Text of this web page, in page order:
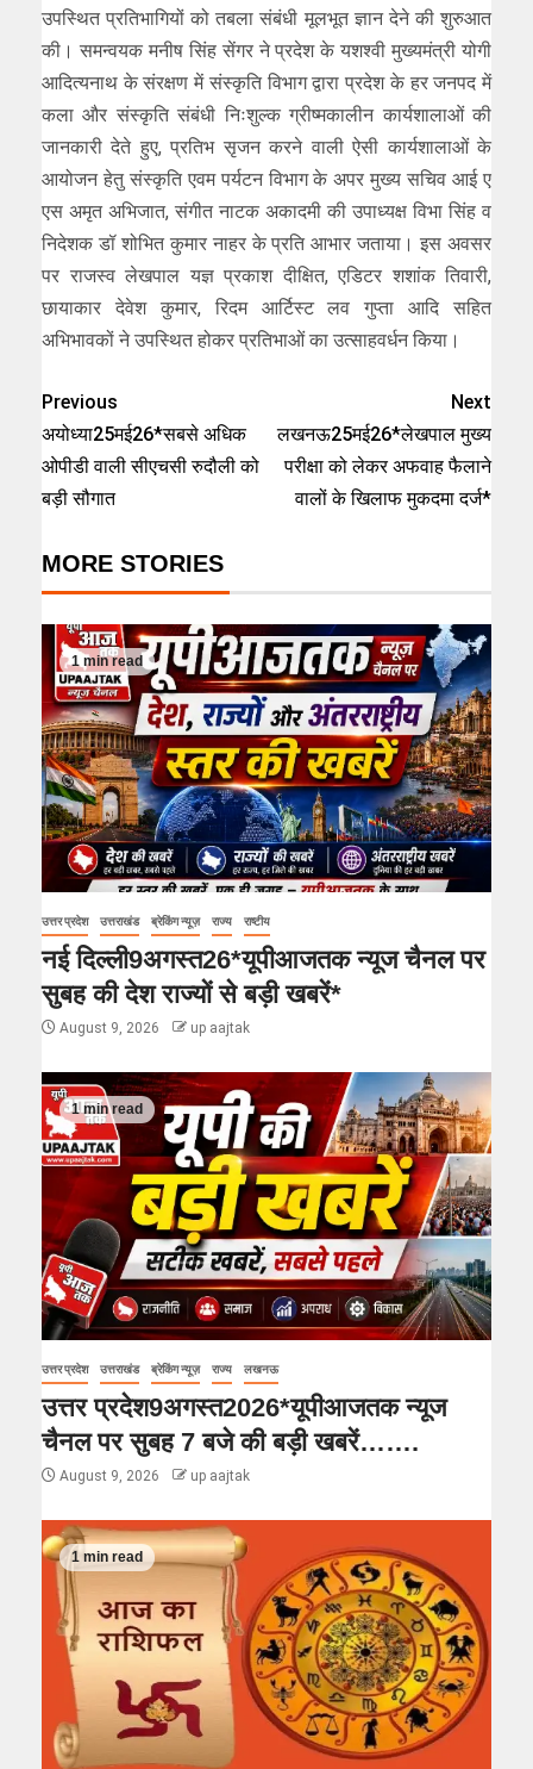
उपस्थित प्रतिभागियों को तबला संबंधी मूलभूत ज्ञान देने की शुरुआत
की। समन्वयक मनीष सिंह सेंगर ने प्रदेश के यशश्वी मुख्यमंत्री योगी
आदित्यनाथ के संरक्षण में संस्कृति विभाग द्वारा प्रदेश के हर जनपद में
कला और संस्कृति संबंधी निःशुल्क ग्रीष्मकालीन कार्यशालाओं की
जानकारी देते हुए, प्रतिभ सृजन करने वाली ऐसी कार्यशालाओं के
आयोजन हेतु संस्कृति एवम पर्यटन विभाग के अपर मुख्य सचिव आई ए
एस अमृत अभिजात, संगीत नाटक अकादमी की उपाध्यक्ष विभा सिंह व
निदेशक डॉ शोभित कुमार नाहर के प्रति आभार जताया। इस अवसर
पर राजस्व लेखपाल यज्ञ प्रकाश दीक्षित, एडिटर शशांक तिवारी,
छायाकार देवेश कुमार, रिदम आर्टिस्ट लव गुप्ता आदि सहित
अभिभावकों ने उपस्थित होकर प्रतिभाओं का उत्साहवर्धन किया।
Previous
अयोध्या25मई26*सबसे अधिक
ओपीडी वाली सीएचसी रुदौली को
बड़ी सौगात
Next
लखनऊ25मई26*लेखपाल मुख्य
परीक्षा को लेकर अफवाह फैलाने
वालों के खिलाफ मुकदमा दर्ज*
MORE STORIES
1 min read
उत्तर प्रदेश उत्तराखंड ब्रेकिंग न्यूज़ राज्य राष्टीय
नई दिल्ली9अगस्त26*यूपीआजतक न्यूज चैनल पर
सुबह की देश राज्यों से बड़ी खबरें*
August 9, 2026 up aajtak
1 min read
उत्तर प्रदेश उत्तराखंड ब्रेकिंग न्यूज़ राज्य लखनऊ
उत्तर प्रदेश9अगस्त2026*यूपीआजतक न्यूज
चैनल पर सुबह 7 बजे की बड़ी खबरें…….
August 9, 2026 up aajtak
1 min read